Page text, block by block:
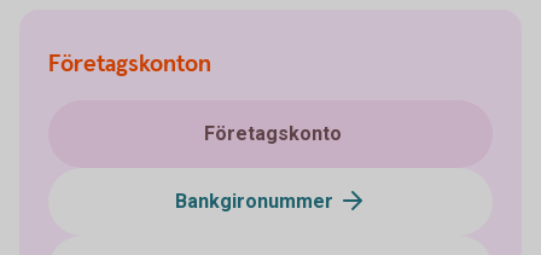
Företagskonton
Företagskonto
Bankgironummer